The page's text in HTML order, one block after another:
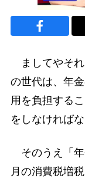
ましてやそれ
の世代は、年
用を負担する
をしなければな
そのうえ「年
月の消費税増